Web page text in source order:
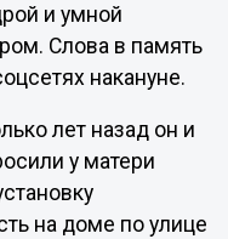
и умной
Слова в память
накануне.
лет назад он и
у матери
на доме по улице